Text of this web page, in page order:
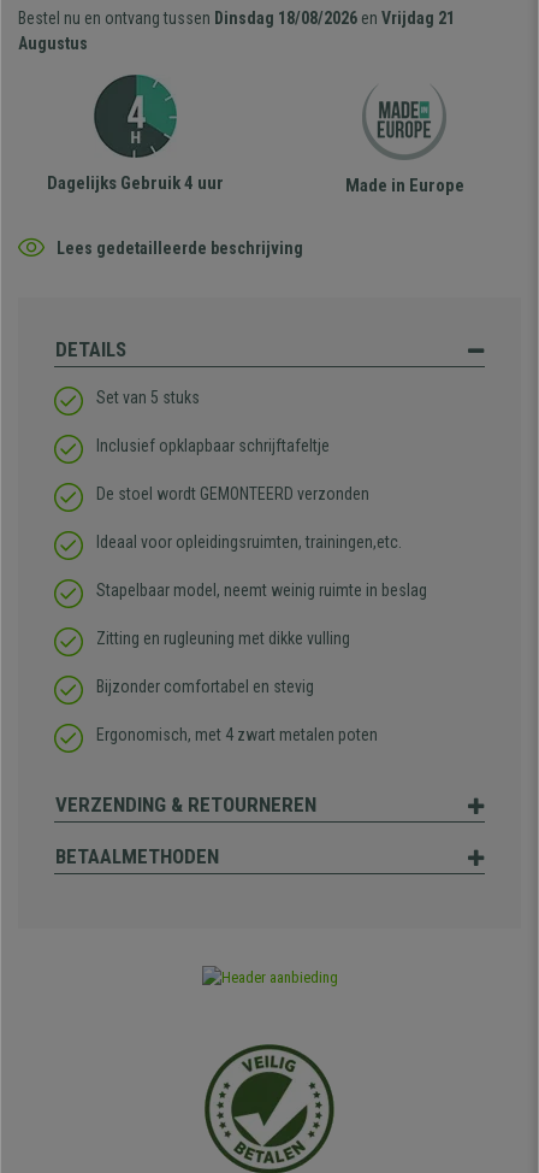
Bestel nu en ontvang tussen Dinsdag 18/08/2026 en Vrijdag 21
Augustus
Dagelijks Gebruik 4 uur Made in Europe
Lees gedetailleerde beschrijving
DETAILS
Set van 5 stuks
Inclusief opklapbaar schrijftafeltje
De stoel wordt GEMONTEERD verzonden
Ideaal voor opleidingsruimten, trainingen,etc.
Stapelbaar model, neemt weinig ruimte in beslag
Zitting en rugleuning met dikke vulling
Bijzonder comfortabel en stevig
Ergonomisch, met 4 zwart metalen poten
VERZENDING & RETOURNEREN
BETAALMETHODEN